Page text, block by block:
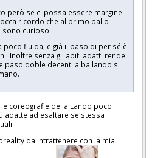
però se ci possa essere margine
ricordo che al primo ballo
sono curioso.
poco fluida, e già il paso di per sé è
Inoltre senza gli abiti adatti rende
paso doble decenti a ballando si
coreografie della Lando poco
adatte ad esaltare se stessa
da intrattenere con la mia